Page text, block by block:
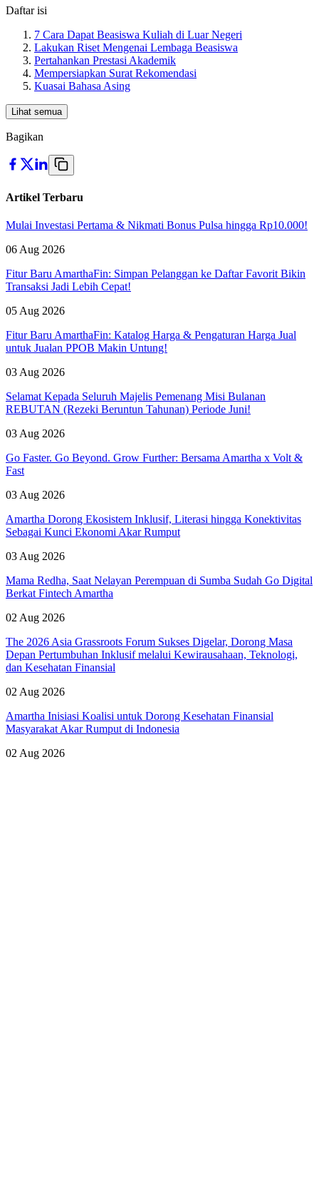
Daftar isi
7 Cara Dapat Beasiswa Kuliah di Luar Negeri
Lakukan Riset Mengenai Lembaga Beasiswa
Pertahankan Prestasi Akademik
Mempersiapkan Surat Rekomendasi
Kuasai Bahasa Asing
Lihat semua
Bagikan
Artikel Terbaru
Mulai Investasi Pertama & Nikmati Bonus Pulsa hingga Rp10.000!
06 Aug 2026
Fitur Baru AmarthaFin: Simpan Pelanggan ke Daftar Favorit Bikin
Transaksi Jadi Lebih Cepat!
05 Aug 2026
Fitur Baru AmarthaFin: Katalog Harga & Pengaturan Harga Jual
untuk Jualan PPOB Makin Untung!
03 Aug 2026
Selamat Kepada Seluruh Majelis Pemenang Misi Bulanan
REBUTAN (Rezeki Beruntun Tahunan) Periode Juni!
03 Aug 2026
Go Faster. Go Beyond. Grow Further: Bersama Amartha x Volt &
Fast
03 Aug 2026
Amartha Dorong Ekosistem Inklusif, Literasi hingga Konektivitas
Sebagai Kunci Ekonomi Akar Rumput
03 Aug 2026
Mama Redha, Saat Nelayan Perempuan di Sumba Sudah Go Digital
Berkat Fintech Amartha
02 Aug 2026
The 2026 Asia Grassroots Forum Sukses Digelar, Dorong Masa
Depan Pertumbuhan Inklusif melalui Kewirausahaan, Teknologi,
dan Kesehatan Finansial
02 Aug 2026
Amartha Inisiasi Koalisi untuk Dorong Kesehatan Finansial
Masyarakat Akar Rumput di Indonesia
02 Aug 2026